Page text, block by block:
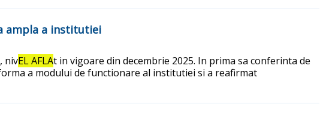
ampla a institutiei
nivEL AFLAt in vigoare din decembrie 2025. In prima sa conferinta de
a modului de functionare al institutiei si a reafirmat